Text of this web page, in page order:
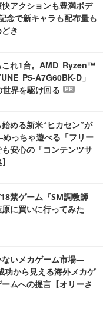
快アクションも豊満ボデ
念で新キャラも配布量も
き
これ1台。AMD Ryzen™
P5-A7G60BK-D」
界を駆け回る
PR
める新米“ヒカセン”が
っちゃ遊べる「フリー
安心の「コンテンツサ
禁ゲーム『SM調教師
に買いに行ってみた
ないメカゲーム市場―
功から見える海外メカゲ
ムへの提言【オリーさ